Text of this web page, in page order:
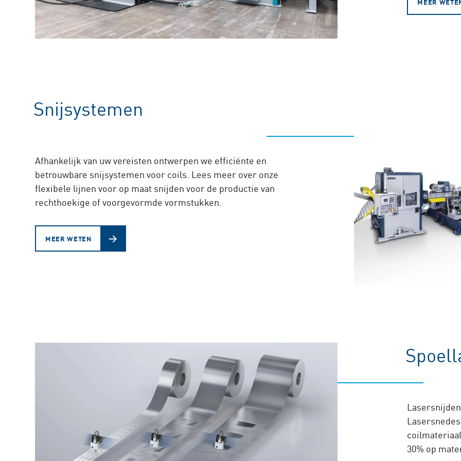
Snijsystemen
Afhankelijk van uw vereisten ontwerpen we efficiënte en
betrouwbare snijsystemen voor coils. Lees meer over onze
flexibele lijnen voor op maat snijden voor de productie van
rechthoekige of voorgevormde vormstukken.
MEER WETEN
30% op